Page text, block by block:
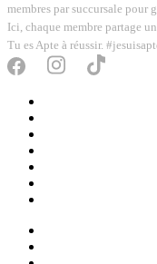
membres par succursale pour
Ici, chaque membre partage
Tu es Apte à réussir.